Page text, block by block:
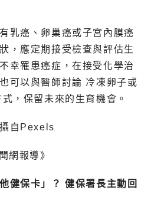
乳癌、卵巢癌或子宮內膜癌
，應定期接受檢查與評估生
幸罹患癌症，在接受化學治
可以與醫師討論 冷凍卵子或
，保留未來的生育機會。
自Pexels
網報導》
健保卡」？ 健保署長主動回